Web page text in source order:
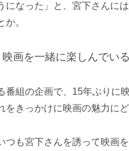
になった」と、宮下さんに
か。
画を一緒に楽しんでいる
番組の企画で、15年ぶりに
をきっかけに映画の魅力にど
つも宮下さんを誘って映画